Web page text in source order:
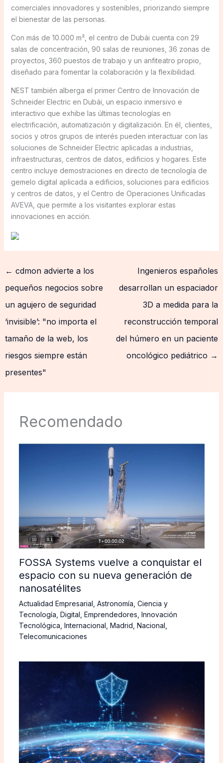
comerciales innovadores y sostenibles, priorizando siempre
el bienestar de las personas.
Con más de 10.000 m², el centro de Dubái cuenta con 29
salas de concentración, 90 salas de reuniones, 36 zonas de
proyectos, 360 puestos de trabajo y un anfiteatro propio,
diseñado para fomentar la colaboración y la flexibilidad.
NEST también alberga el primer Centro de Innovación de
Schneider Electric en Dubái, un espacio inmersivo e
interactivo que exhibe las últimas tecnologías en
electrificación, automatización y digitalización. En él, clientes,
socios y otros grupos de interés pueden interactuar con las
soluciones de Schneider Electric aplicadas a industrias,
infraestructuras, centros de datos, edificios y hogares. Este
centro incluye demostraciones en directo de tecnología de
gemelo digital aplicada a edificios, soluciones para edificios
y centros de datos, y el Centro de Operaciones Unificadas
AVEVA, que permite a los visitantes explorar estas
innovaciones en acción.
← cdmon advierte a los
pequeños negocios sobre
un agujero de seguridad
‘invisible’: "no importa el
tamaño de la web, los
riesgos siempre están
presentes"
Ingenieros españoles
desarrollan un espaciador
3D a medida para la
reconstrucción temporal
del húmero en un paciente
oncológico pediátrico →
Recomendado
FOSSA Systems vuelve a conquistar el
espacio con su nueva generación de
nanosatélites
Actualidad Empresarial Astronomía Ciencia y
Tecnología Digital Emprendedores Innovación
Tecnológica Internacional Madrid Nacional
Telecomunicaciones